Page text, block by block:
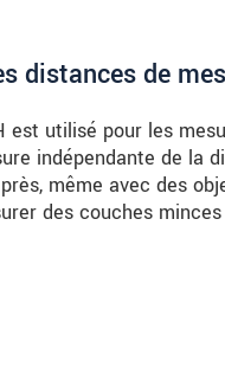
distances de
utilisé pour les
indépendante de la
même avec des
des couches